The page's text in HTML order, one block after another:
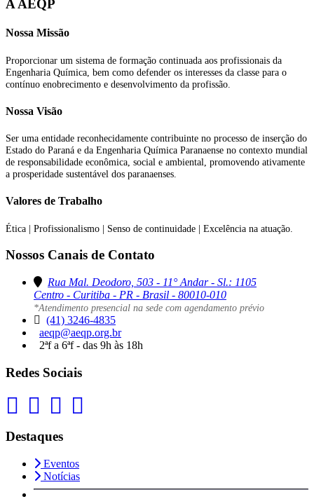
A AEQP
Nossa Missão
Proporcionar um sistema de formação continuada aos profissionais da
Engenharia Química, bem como defender os interesses da classe para o
contínuo enobrecimento e desenvolvimento da profissão.
Nossa Visão
Ser uma entidade reconhecidamente contribuinte no processo de inserção do
Estado do Paraná e da Engenharia Química Paranaense no contexto mundial
de responsabilidade econômica, social e ambiental, promovendo ativamente
a prosperidade sustentável dos paranaenses.
Valores de Trabalho
Ética | Profissionalismo | Senso de continuidade | Excelência na atuação.
Nossos Canais de Contato
Rua Mal. Deodoro, 503 - 11° Andar - Sl.: 1105
Centro - Curitiba - PR - Brasil - 80010-010
*Atendimento presencial na sede com agendamento prévio
(41) 3246-4835
aeqp@aeqp.org.br
2ªf a 6ªf - das 9h às 18h
Redes Sociais
Destaques
Eventos
Notícias